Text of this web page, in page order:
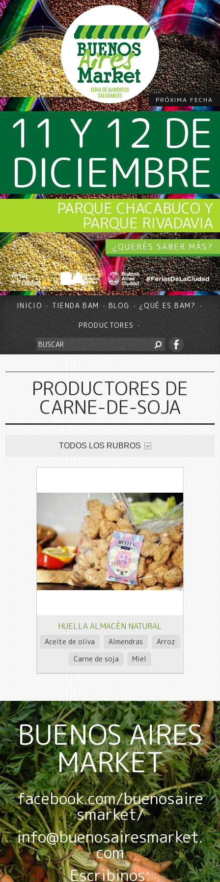
PRÓXIMA FECHA
11 Y 12 DE
DICIEMBRE
PARQUE CHACABUCO Y
PARQUE RIVADAVIA
¿QUERÉS SABER MÁS?
INICIO TIENDA BAM BLOG ¿QUÉ ES BAM?
PRODUCTORES
PRODUCTORES DE
CARNE-DE-SOJA
TODOS LOS RUBROS
HUELLA ALMACÉN NATURAL
Aceite de oliva Almendras
Arroz
Carne de soja
Miel
BUENOS AIRES
MARKET
facebook.com/buenosaire
smarket/
info@buenosairesmarket.
com
Escribinos: